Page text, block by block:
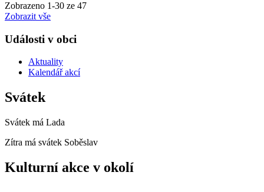
Zobrazeno 1-30 ze 47
Zobrazit vše
Události v obci
Aktuality
Kalendář akcí
Svátek
Svátek má Lada
Zítra má svátek Soběslav
Kulturní akce v okolí